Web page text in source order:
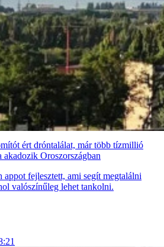
ért dróntalálat, már több tízmillió
akadozik Oroszországban
fejlesztett, ami segít megtalálni
valószínűleg lehet tankolni.